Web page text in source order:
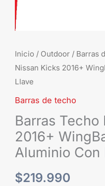
Inicio / Outdoor / Barras
Nissan Kicks 2016+
Llave
Barras de techo
Barras
2016+
Aluminio Con
$219.990
Llave
cantidad